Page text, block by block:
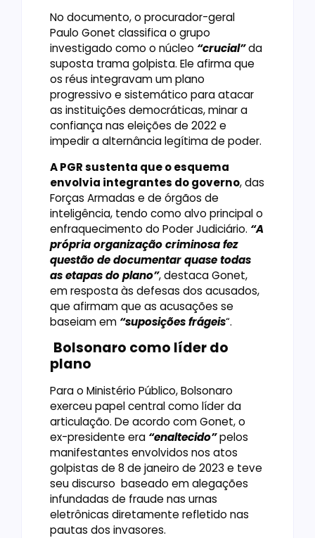
No documento, o procurador-geral
Paulo Gonet classifica o grupo
investigado como o núcleo “crucial”da
suposta trama golpista. Ele afirma que
os réus integravam um plano
progressivo e sistemático para atacar
as instituições democráticas, minar a
confiança nas eleições de 2022 e
impedir a alternância legítima de poder.
A PGR sustenta que o esquema
envolvia integrantes do governo, das
Forças Armadas e de órgãos de
inteligência, tendo como alvo principal o
enfraquecimento do Poder Judiciário. “A
própria organização criminosa fez
questão de documentar quase todas
as etapas do plano”, destaca Gonet,
em resposta às defesas dos acusados,
que afirmam que as acusações se
baseiam em “suposições frágeis“.
Bolsonaro como líder do
plano
Para o Ministério Público, Bolsonaro
exerceu papel central como líder da
articulação. De acordo com Gonet, o
ex-presidente era “enaltecido”pelos
manifestantes envolvidos nos atos
golpistas de 8 de janeiro de 2023 e teve
seu discurso baseado em alegações
infundadas de fraude nas urnas
eletrônicas diretamente refletido nas
pautas dos invasores.